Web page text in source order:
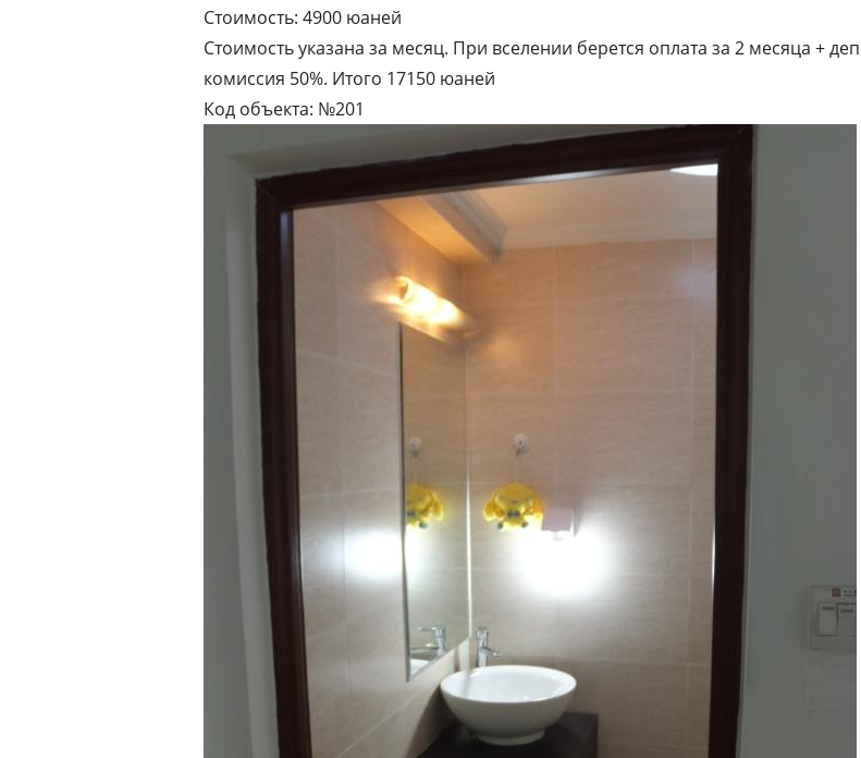
Стоимость: 4900 юаней
Стоимость указана за месяц. При вселении берется оплата за 2 месяца +
комиссия 50%. Итого 17150 юаней
Код объекта: №201